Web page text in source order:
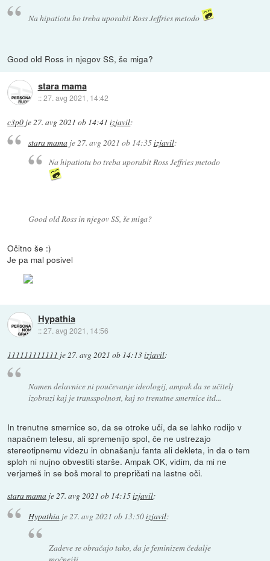
Na hipatiotu bo treba uporabit Ross Jeffries metodo
Good old Ross in njegov SS, še miga?
stara mama
::27. avg 2021, 14:42
c3p0 je27. avg 2021 ob 14:41 izjavil:
stara mamaje 27. avg 2021 ob 14:35izjavil:
Na hipatiotu bo treba uporabit Ross Jeffries metodo
Good old Ross in njegov SS, še miga?
Očitno še :)
Je pa mal posivel
Hypathia
::27. avg 2021, 14:56
111111111111 je27. avg 2021 ob 14:13izjavil:
Namen delavnice ni poučevanje ideologij, ampak da se učitelj
izobrazi kaj je transspolnost, kaj so trenutne smernice itd...
In trenutne smernice so, da se otroke uči, da se lahko rodijo v
napačnem telesu, ali spremenijo spol, če ne ustrezajo
stereotipnemu videzu in obnašanju fanta ali dekleta, in da o tem
sploh ni nujno obvestiti starše. Ampak OK, vidim, da mi ne
verjameš in se boš moral to prepričati na lastne oči.
stara mama je27. avg 2021 ob 14:15izjavil:
Hypathiaje27. avg 2021 ob 13:50izjavil:
Zadeve se obračajo tako, da je feminizem čedalje
močnejši.